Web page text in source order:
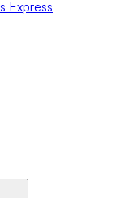
Express